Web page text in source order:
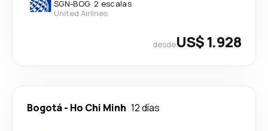
SGN-BOG· 2 escalas
United Airlines
desdeUS$ 1.928
Bogotá- Ho Chi Minh 12 días